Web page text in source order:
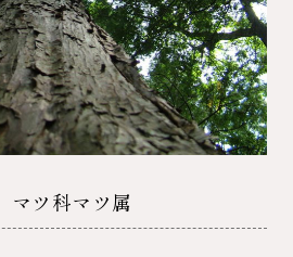
ツ科マツ属